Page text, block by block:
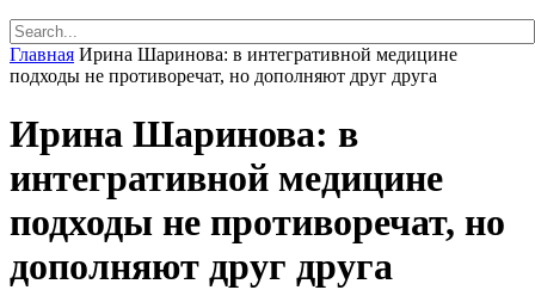
Главная Ирина Шаринова: в интегративной медицине
подходы не противоречат, но дополняют друг друга
Ирина Шаринова: в
интегративной медицине
подходы не противоречат, но
дополняют друг друга